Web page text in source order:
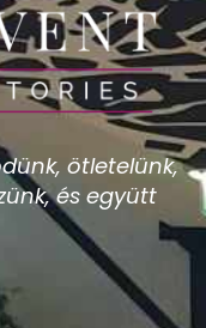
ötletelünk,
és együtt